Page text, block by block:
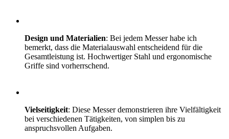
Design und Materialien: Bei jedem Messer habe ich
bemerkt, dass die Materialauswahl entscheidend für die
Gesamtleistung ist. Hochwertiger Stahl und ergonomische
Griffe sind vorherrschend.
Vielseitigkeit: Diese Messer demonstrieren ihre Vielfältigkeit
bei verschiedenen Tätigkeiten, von simplen bis zu
anspruchsvollen Aufgaben.